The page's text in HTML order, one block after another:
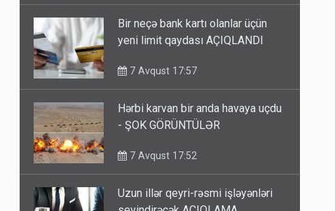
Bir neçə bank kartı olanlar üçün
yeni limit qaydası AÇIQLANDI
7 Avqust 17:57
Hərbi karvan bir anda havaya uçdu
- ŞOK GÖRÜNTÜLƏR
7 Avqust 17:52
Uzun illər qeyri-rəsmi işləyənləri